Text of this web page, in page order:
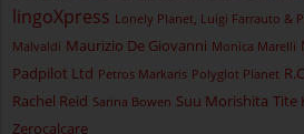
lingoXpress Lonely Planet, Luigi Farrauto &
Malvaldi Maurizio De Giovanni Monica Marelli
Padpilot Ltd Petros Markaris Polyglot Planet
Rachel Reid Sarina Bowen Suu Morishita Tite
Zerocalcare